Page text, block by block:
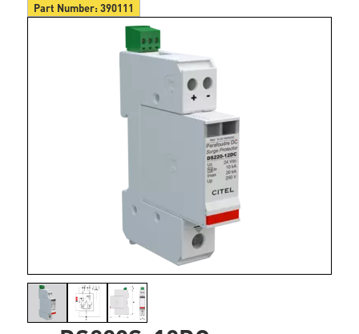
Part Number:390111